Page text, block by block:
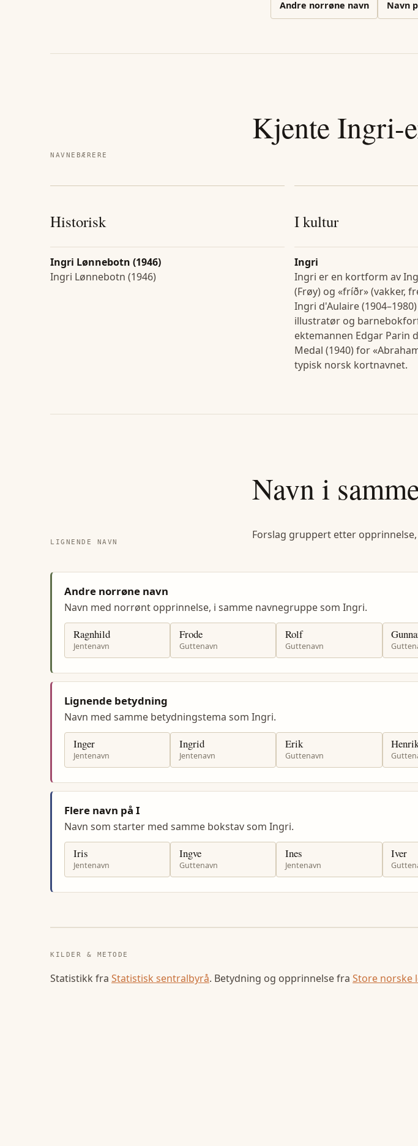
Andre norrøne navn Navn
NAVNEBÆRERE
KjenteIngri-
Historisk
Ingri Lønnebotn (1946)
Ingri Lønnebotn (1946)
I kultur
Ingri
Ingri er en kortform av
(Frøy) og «fríðr» (vakker,
Ingri d'Aulaire
illustratør og
ektemannen Edgar Parin
Medal (1940) for
typisk norsk kortnavnet.
LIGNENDE NAVN
Navn i
Forslag gruppert etter
Andre norrøne navn
Navn med norrønt opprinnelse, i samme navnegruppe som Ingri.
Ragnhild
Jentenavn
Frode
Guttenavn
Rolf
Guttenavn
Lignende betydning
Navn med samme betydningstema som Ingri.
Inger
Jentenavn
Ingrid
Jentenavn
Erik
Guttenavn
Flere navn på I
Navn som starter med samme bokstav som Ingri.
Iris
Jentenavn
Ingve
Guttenavn
Ines
Jentenavn
Iver
KILDER & METODE
Statistikk fra Statistisk sentralbyrå. Betydning og opprinnelse fra Store norske